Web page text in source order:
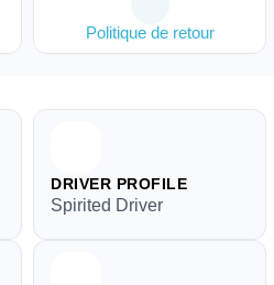
Politique de retour
DRIVER PROFILE
Spirited Driver